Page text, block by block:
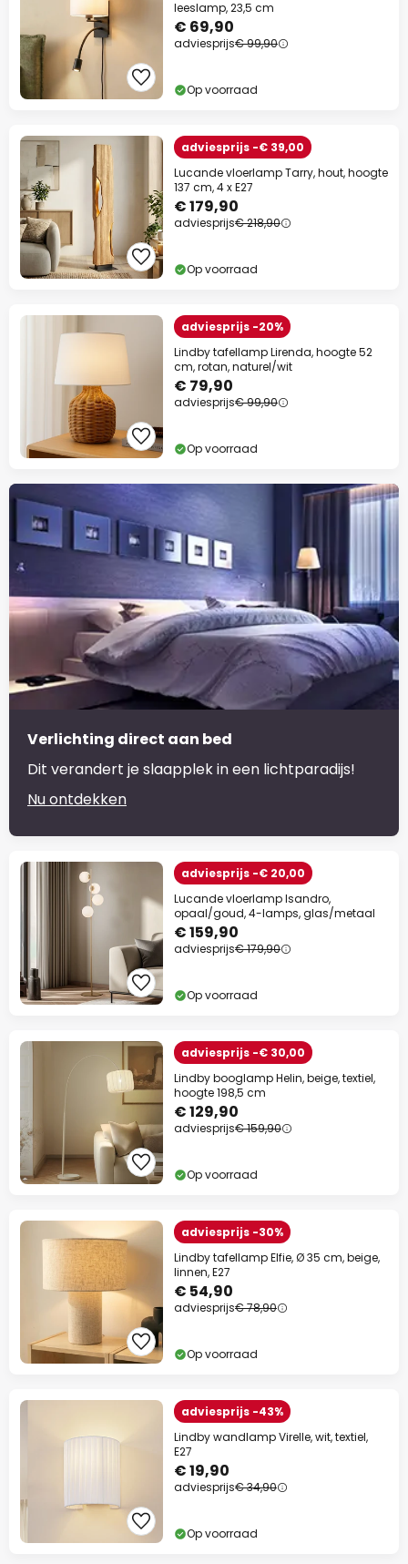
leeslamp, 23,5 cm
€ 69,90
adviesprijs€ 99,90
Op voorraad
adviesprijs -€ 39,00
Lucande vloerlamp Tarry, hout, hoogte
137 cm, 4 x E27
€ 179,90
adviesprijs€ 218,90
Op voorraad
adviesprijs -20%
Lindby tafellamp Lirenda, hoogte 52
cm, rotan, naturel/wit
€ 79,90
adviesprijs€ 99,90
Op voorraad
Verlichting direct aan bed
Dit verandert je slaapplek in een lichtparadijs!
Nu ontdekken
adviesprijs -€ 20,00
Lucande vloerlamp Isandro,
opaal/goud, 4-lamps, glas/metaal
€ 159,90
adviesprijs€ 179,90
Op voorraad
adviesprijs -€ 30,00
Lindby booglamp Helin, beige, textiel,
hoogte 198,5 cm
€ 129,90
adviesprijs€ 159,90
Op voorraad
adviesprijs -30%
Lindby tafellamp Elfie, Ø 35 cm, beige,
linnen, E27
€ 54,90
adviesprijs€ 78,90
Op voorraad
adviesprijs -43%
Lindby wandlamp Virelle, wit, textiel,
E27
€ 19,90
adviesprijs€ 34,90
Op voorraad